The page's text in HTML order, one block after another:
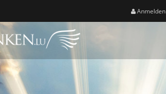
Anmelden